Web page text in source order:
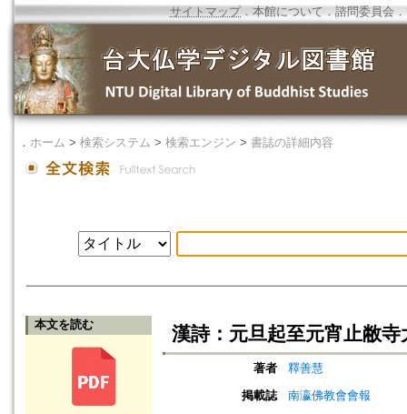
サイトマップ．本館について ． 諮問委員会 ．
． ホーム > 検索システム > 検索エンジン > 書誌の詳細内容
本文を読む 漢詩：元旦起至元宵止敝
著者
釋善慧
掲載誌
南瀛佛教會會報